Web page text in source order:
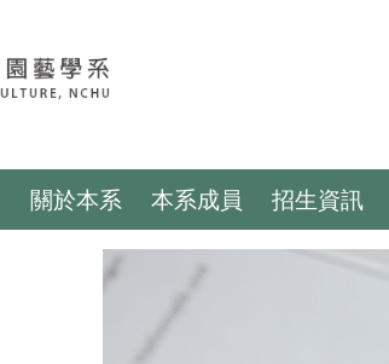
關於本系 本系成員 招生資訊